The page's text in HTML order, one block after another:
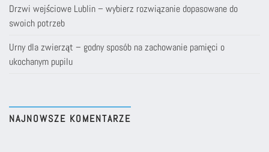
Drzwi wejściowe Lublin – wybierz rozwiązanie dopasowane do
swoich potrzeb
Urny dla zwierząt – godny sposób na zachowanie pamięci o
ukochanym pupilu
NAJNOWSZE KOMENTARZE